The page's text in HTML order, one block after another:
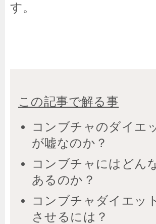
す。
この記事で解る事
コンブチャのダイエ
が嘘なのか？
コンブチャにはどん
あるのか？
コンブチャダイエッ
させるには？